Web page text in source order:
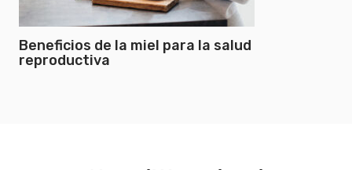
Beneficios de la miel para la salud
reproductiva